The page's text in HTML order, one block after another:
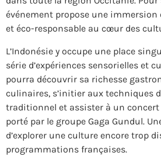
événement propose une immersion
et éco-responsable au cœur des
L’Indonésie y occupe une place
série d’expériences sensorielles et
pourra découvrir sa richesse
culinaires, s’initier aux techniques
traditionnel et assister à un
porté par le groupe Gaga Gundul.
d’explorer une culture encore trop
programmations françaises.